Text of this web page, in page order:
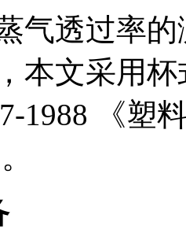
气透过率
本文采用
1988 《塑